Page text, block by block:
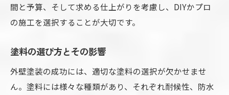
間と予算、そして求める仕上がりを考慮し、DIYかプロ
の施工を選択することが大切です。
塗料の選び方とその影響
外壁塗装の成功には、適切な塗料の選択が欠かせませ
ん。塗料には様々な種類があり、それぞれ耐候性、防水